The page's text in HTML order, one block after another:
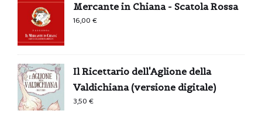
Mercante in Chiana - Scatola Rossa
16,00€
Il Ricettario dell'Aglione della
Valdichiana (versione digitale)
3,50€